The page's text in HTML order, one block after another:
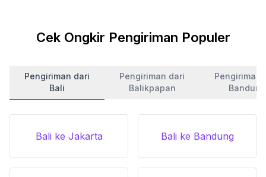
Cek Ongkir Pengiriman Populer
Pengiriman dari
Bali
Pengiriman dari
Balikpapan
Pengiriman
Bandung
Bali ke Jakarta Bali ke Bandung